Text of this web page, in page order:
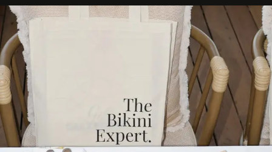
buluşturarak markanın Cavo Tagoo’daki varlığını
sürükleyici ve mevsime özel bir deneyime dönüştürüyor.